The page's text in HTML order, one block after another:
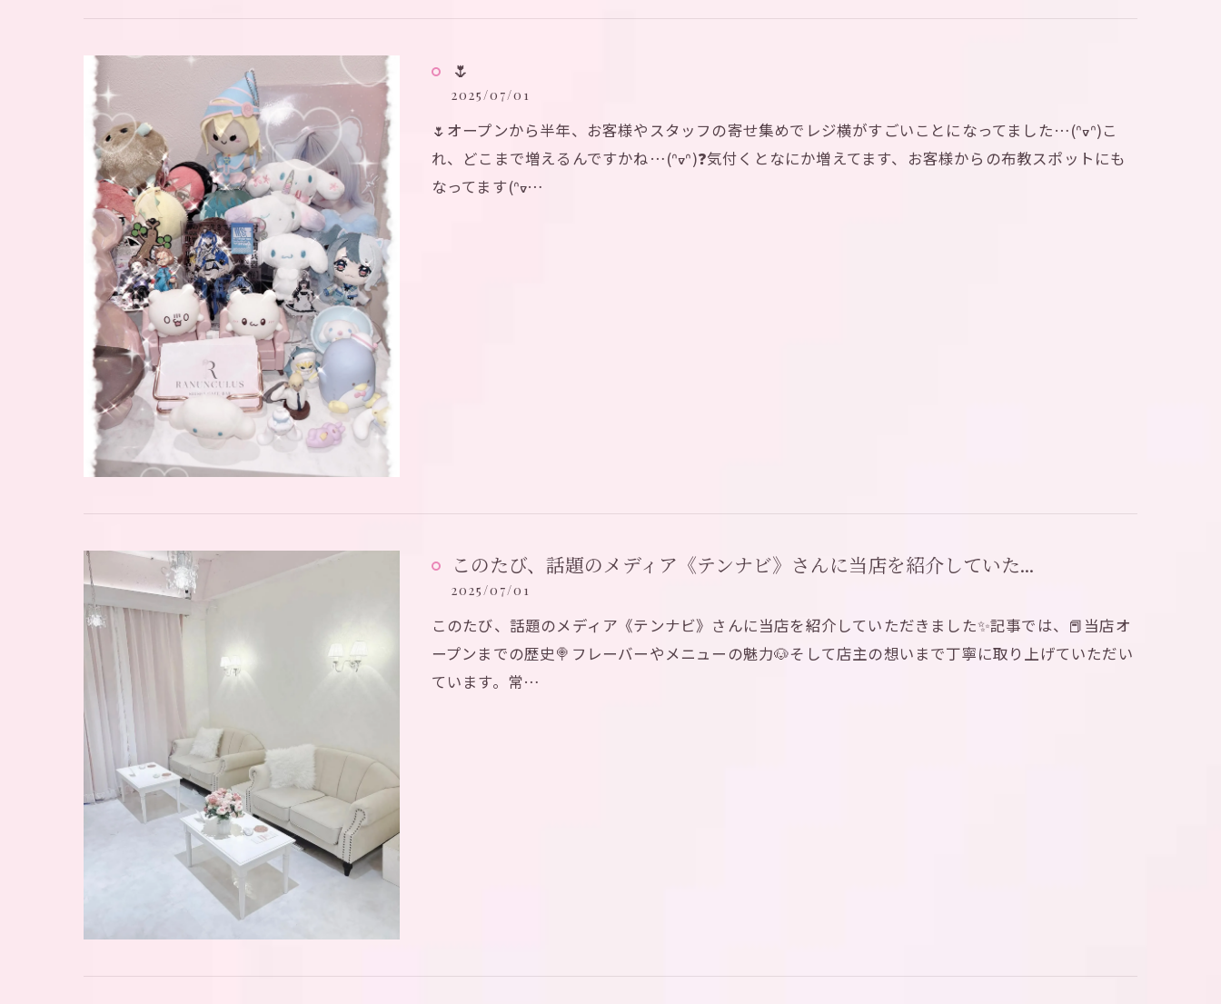
🌷
2025/07/01
🌷オープンから半年、お客様やスタッフの寄せ集めでレジ横がすごいことになってました…(ᐢᢦᐢ)こ
れ、どこまで増えるんですかね…(ᐢᢦᐢ)❓気付くとなにか増えてます、お客様からの布教スポットにも
なってます(ᐢᢦ…
このたび、話題のメディア《テンナビ》さんに当店を紹介していた...
2025/07/01
このたび、話題のメディア《テンナビ》さんに当店を紹介していただきました✨記事では、📕当店オ
ープンまでの歴史🍭フレーバーやメニューの魅力🐶そして店主の想いまで丁寧に取り上げていただい
ています。常…